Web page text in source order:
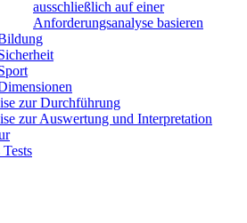
ausschließlich auf einer
Anforderungsanalyse basieren
zur Durchführung
zur Auswertung und Interpretation